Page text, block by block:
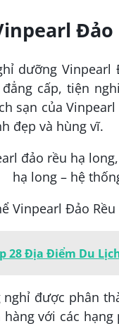
Đảo
dưỡng Vinpearl
cấp, tiện
sạn của
đẹp và hùng vĩ.
Vinpearl Đảo Rều
28 Địa Điểm Du
nghỉ được phân
với các